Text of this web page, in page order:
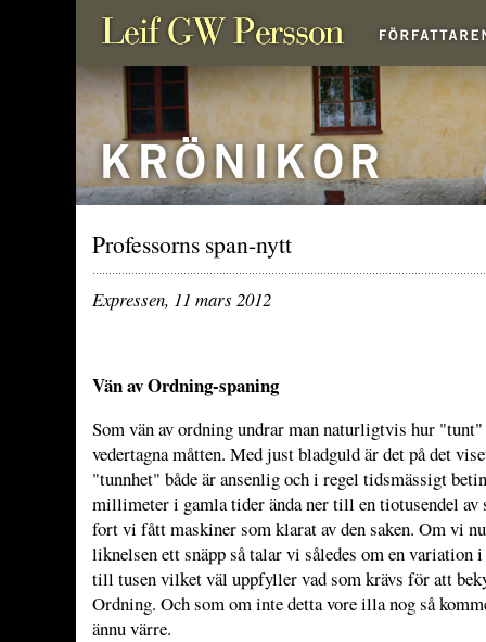
Professorns span-nytt
Expressen, 11 mars 2012
Vän av Ordning-spaning
Som vän av ordning undrar man naturligtvis hur "tunt"
vedertagna måtten. Med just bladguld är det på det
"tunnhet" både är ansenlig och i regel tidsmässigt
millimeter i gamla tider ända ner till en tiotusendel av
fort vi fått maskiner som klarat av den saken. Om vi
liknelsen ett snäpp så talar vi således om en variation
till tusen vilket väl uppfyller vad som krävs för att
Ordning. Och som om inte detta vore illa nog så
ännu värre.